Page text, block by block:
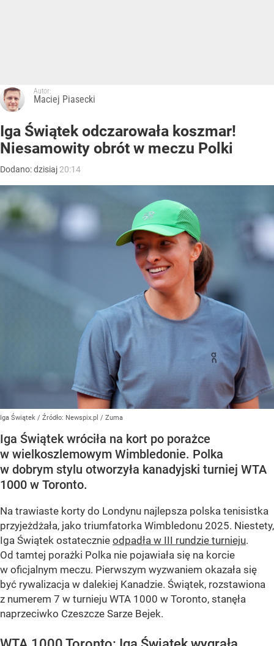
Autor:
Maciej Piasecki
Iga Świątek odczarowała koszmar!
Niesamowity obrót w meczu Polki
Dodano:dzisiaj 20:14
Iga Świątek / Źródło: Newspix.pl / Zuma
Iga Świątek wróciła na kort po porażce
w wielkoszlemowym Wimbledonie. Polka
w dobrym stylu otworzyła kanadyjski turniej WTA
1000 w Toronto.
Na trawiaste korty do Londynu najlepsza polska tenisistka
przyjeżdżała, jako triumfatorka Wimbledonu 2025. Niestety,
Iga Świątek ostatecznie odpadła w III rundzie turnieju.
Od tamtej porażki Polka nie pojawiała się na korcie
w oficjalnym meczu. Pierwszym wyzwaniem okazała się
być rywalizacja w dalekiej Kanadzie. Świątek, rozstawiona
z numerem 7 w turnieju WTA 1000 w Toronto, stanęła
naprzeciwko Czeszcze Sarze Bejek.